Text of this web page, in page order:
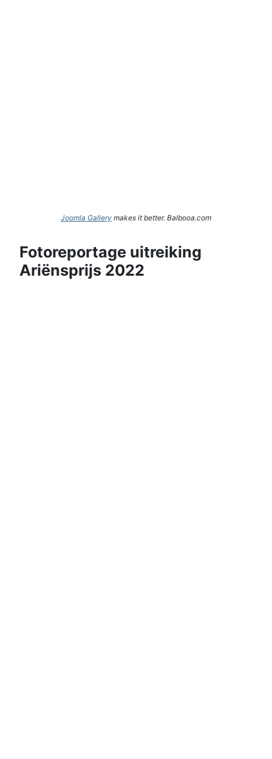
Joomla Gallery makes it better. Balbooa.com
Fotoreportage uitreiking
Ariënsprijs 2022